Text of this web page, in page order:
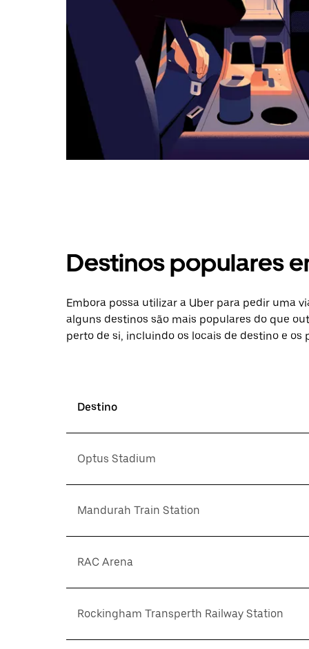
Destinos populares
Embora possa utilizar a Uber para pedir uma
alguns destinos são mais populares do que
perto de si, incluindo os locais de destino e os
Destino
Optus Stadium
Mandurah Train Station
RAC Arena
Rockingham Transperth Railway Station